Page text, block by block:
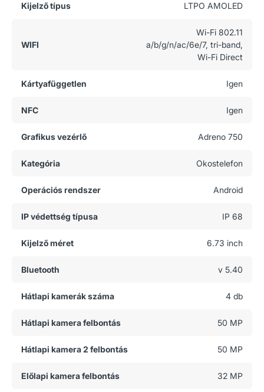
Kijelző típus LTPO AMOLED
WIFI
Wi-Fi 802.11
a/b/g/n/ac/6e/7, tri-band,
Wi-Fi Direct
Kártyafüggetlen Igen
NFC Igen
Grafikus vezérlő Adreno 750
Kategória Okostelefon
Operációs rendszer Android
IP védettség típusa IP 68
Kijelző méret 6.73 inch
Bluetooth v 5.40
Hátlapi kamerák száma 4 db
Hátlapi kamera felbontás 50 MP
Hátlapi kamera 2 felbontás 50 MP
Előlapi kamera felbontás 32 MP